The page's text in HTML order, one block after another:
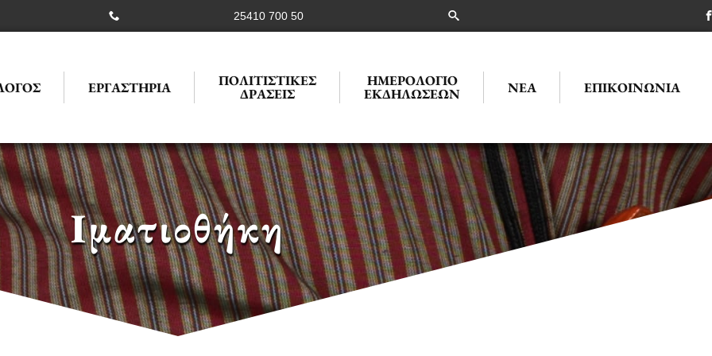
25410 700 50
ΕΡΓΑΣΤΗΡΙΑ ΠΟΛΙΤΙΣΤΙΚΕΣ
ΔΡΑΣΕΙΣ
ΗΜΕΡΟΛΌΓΙΟ
ΕΚΔΗΛΏΣΕΩΝ ΝΈΑ ΕΠΙΚΟΙΝΩΝΊΑ
Ιματιοθήκη